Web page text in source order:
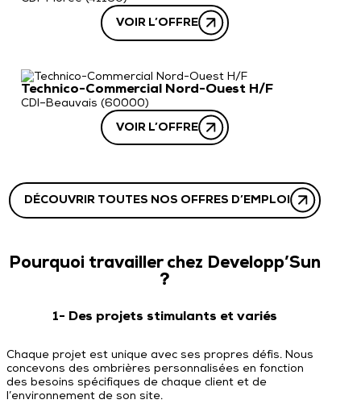
VOIR L’OFFRE
Technico-Commercial Nord-Ouest H/F
CDI–Beauvais (60000)
VOIR L’OFFRE
DÉCOUVRIR TOUTES NOS OFFRES D’EMPLOI
Pourquoi travailler chez Developp’Sun
?
1- Des projets stimulants et variés
Chaque projet est unique avec ses propres défis. Nous
concevons des ombrières personnalisées en fonction
des besoins spécifiques de chaque client et de
l’environnement de son site.